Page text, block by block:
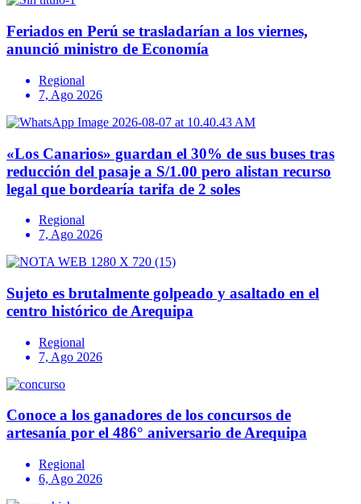
Feriados en Perú se trasladarían a los viernes,
anunció ministro de Economía
Regional
7, Ago 2026
«Los Canarios» guardan el 30% de sus buses tras
reducción del pasaje a S/1.00 pero alistan recurso
legal que bordearía tarifa de 2 soles
Regional
7, Ago 2026
Sujeto es brutalmente golpeado y asaltado en el
centro histórico de Arequipa
Regional
7, Ago 2026
Conoce a los ganadores de los concursos de
artesanía por el 486° aniversario de Arequipa
Regional
6, Ago 2026